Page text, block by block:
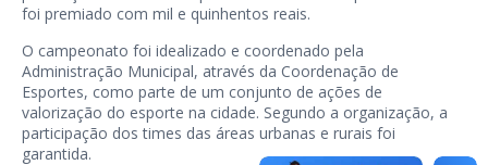
foi premiado com mil e quinhentos reais.
O campeonato foi idealizado e coordenado pela
Administração Municipal, através da Coordenação de
Esportes, como parte de um conjunto de ações de
valorização do esporte na cidade. Segundo a organização, a
participação dos times das áreas urbanas e rurais foi
garantida.